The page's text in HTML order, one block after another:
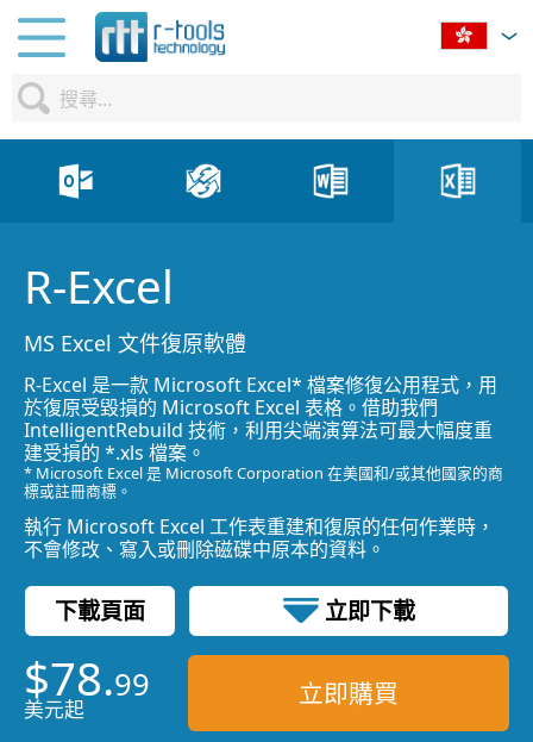
R-Excel
MS Excel 文件復原軟體
R-Excel 是一款 Microsoft Excel* 檔案修復公用程式，用
於復原受毀損的 Microsoft Excel 表格。借助我們
IntelligentRebuild 技術，利用尖端演算法可最大幅度重
建受損的 *.xls 檔案。
* Microsoft Excel 是 Microsoft Corporation 在美國和/或其他國家的商
標或註冊商標。
執行 Microsoft Excel 工作表重建和復原的任何作業時，
不會修改、寫入或刪除磁碟中原本的資料。
下載頁面
立即下載
0.48 MB
$78.99
美元起 立即購買